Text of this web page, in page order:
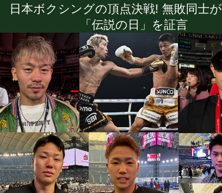
日本ボクシングの頂点決戦! 無敗同士
「伝説の日」を証言